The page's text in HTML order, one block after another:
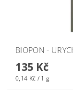
BIOPON -
135 Kč
0,14 Kč / 1 g